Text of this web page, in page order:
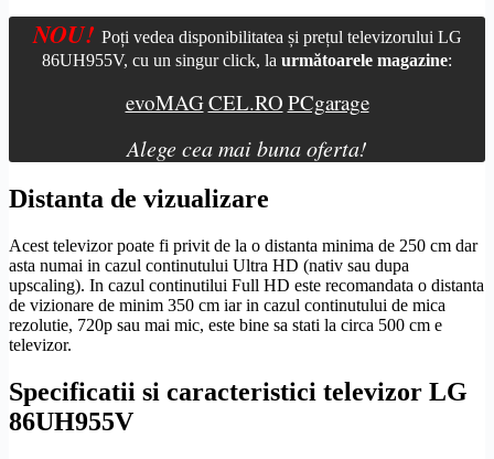
NOU! Poți vedea disponibilitatea și prețul televizorului LG
86UH955V, cu un singur click, la următoarele magazine:
evoMAGCEL.RO PCgarage
Alege cea mai buna oferta!
Distanta de vizualizare
Acest televizor poate fi privit de la o distanta minima de 250 cm dar
asta numai in cazul continutului Ultra HD (nativ sau dupa
upscaling). In cazul continutilui Full HD este recomandata o distanta
de vizionare de minim 350 cm iar in cazul continutului de mica
rezolutie, 720p sau mai mic, este bine sa stati la circa 500 cm e
televizor.
Specificatii si caracteristici televizor LG
86UH955V